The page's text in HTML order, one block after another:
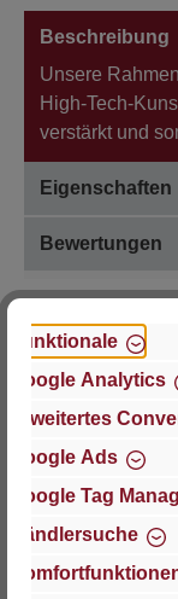
Beschreibung
Unsere
High-Tech-
verstärkt und
Eigenschaften
Bewertungen
Hersteller
Für Fragen zu
technische
Thomas
"Lattoflex"
Funktionale
Google Analytics
Erweitertes
Google Ads
Google Tag
Händlersuche